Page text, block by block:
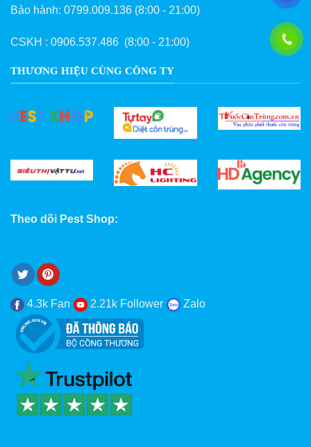
Bảo hành: 0799.009.136 (8:00 - 21:00)
CSKH : 0906.537.486 (8:00 - 21:00)
THƯƠNG HIỆU CÙNG CÔNG TY
Theo dõi Pest Shop:
4.3k Fan 2.21k Follower Zalo